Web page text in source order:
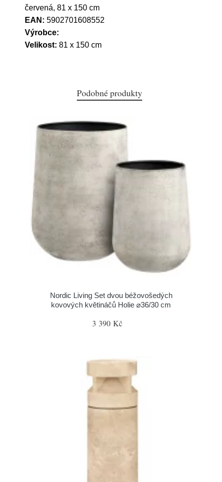
červená, 81 x 150 cm
EAN: 5902701608552
Výrobce:
Velikost: 81 x 150 cm
Podobné produkty
Nordic Living Set dvou béžovošedých
kovových květináčů Holie ⌀36/30 cm
3 390 Kč